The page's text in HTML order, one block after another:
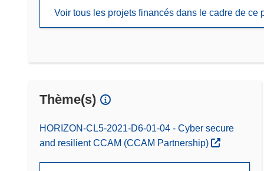
Voir tous les projets financés dans le cadre de ce
Thème(s)
HORIZON-CL5-2021-D6-01-04 - Cyber secure
and resilient CCAM (CCAM Partnership)